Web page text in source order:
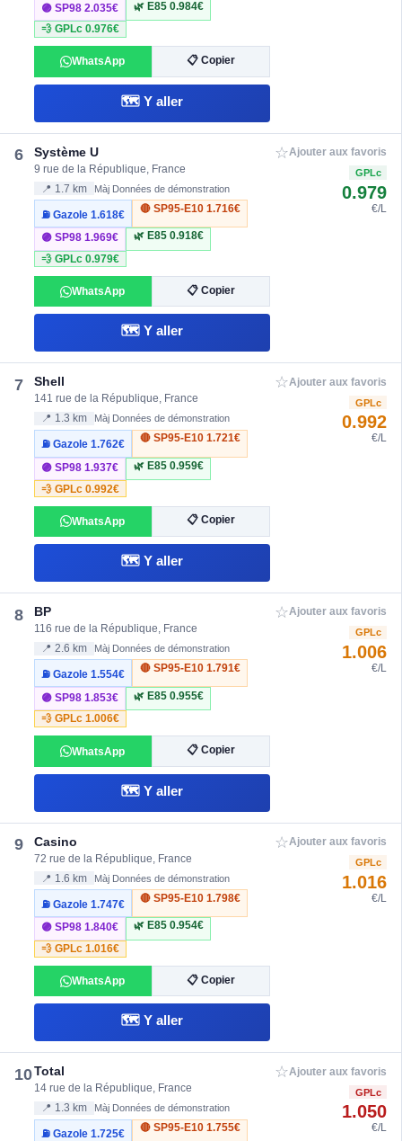
🟣 SP982.035€ 🌿 E85 0.984€
💨 GPLc0.976€
WhatsApp 📋 Copier
🗺️ Y aller
6 Système U
9 rue de la République, France
📍 1.7 km Màj Données de démonstration
⛽ Gazole1.618€
🔴 SP95-E10 1.716€
🟣 SP981.969€ 🌿 E85 0.918€
💨 GPLc0.979€
WhatsApp 📋 Copier
🗺️ Y aller
☆Ajouter aux favoris
GPLc
0.979
€/L
7 Shell
141 rue de la République, France
📍 1.3 km Màj Données de démonstration
⛽ Gazole1.762€
🔴 SP95-E10 1.721€
🟣 SP981.937€ 🌿 E85 0.959€
💨 GPLc0.992€
WhatsApp 📋 Copier
🗺️ Y aller
☆Ajouter aux favoris
GPLc
0.992
€/L
8 BP
116 rue de la République, France
📍 2.6 km Màj Données de démonstration
⛽ Gazole1.554€
🔴 SP95-E10 1.791€
🟣 SP981.853€ 🌿 E85 0.955€
💨 GPLc1.006€
WhatsApp 📋 Copier
🗺️ Y aller
☆Ajouter aux favoris
GPLc
1.006
€/L
9 Casino
72 rue de la République, France
📍 1.6 km Màj Données de démonstration
⛽ Gazole1.747€
🔴 SP95-E10 1.798€
🟣 SP981.840€ 🌿 E85 0.954€
💨 GPLc1.016€
WhatsApp 📋 Copier
🗺️ Y aller
☆Ajouter aux favoris
GPLc
1.016
€/L
10Total
14 rue de la République, France
📍 1.3 km Màj Données de démonstration
⛽ Gazole1.725€
🔴 SP95-E10 1.755€
☆Ajouter aux favoris
GPLc
1.050
€/L